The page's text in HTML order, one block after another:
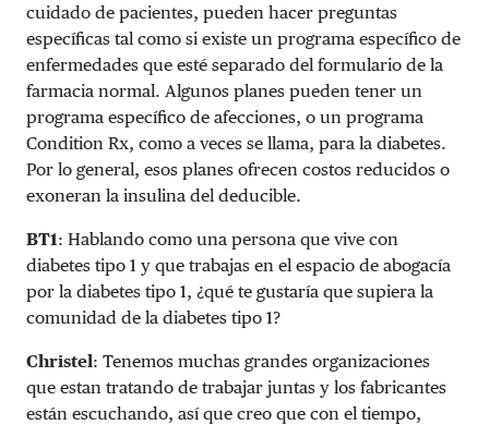
cuidado de pacientes, pueden hacer preguntas
específicas tal como si existe un programa específico de
enfermedades que esté separado del formulario de la
farmacia normal. Algunos planes pueden tener un
programa específico de afecciones, o un programa
Condition Rx, como a veces se llama, para la diabetes.
Por lo general, esos planes ofrecen costos reducidos o
exoneran la insulina del deducible.
BT1: Hablando como una persona que vive con
diabetes tipo 1 y que trabajas en el espacio de abogacía
por la diabetes tipo 1, ¿qué te gustaría que supiera la
comunidad de la diabetes tipo 1?
Christel: Tenemos muchas grandes organizaciones
que estan tratando de trabajar juntas y los fabricantes
están escuchando, así que creo que con el tiempo,